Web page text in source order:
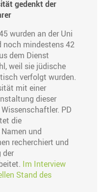
gedenkt der
wurden an der Uni
noch mindestens 42
dem Dienst
weil sie jüdische
verfolgt wurden.
mit einer
dieser
PD
die
und
recherchiert und
der
Im Interview
Stand des